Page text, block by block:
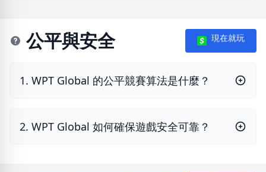
公平與安全 現在就玩
1. WPT Global 的公平競賽算法是什麼？
2. WPT Global 如何確保遊戲安全可靠？